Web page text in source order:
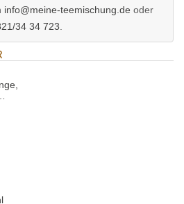
info@meine-teemischung.de oder
34 34 723.